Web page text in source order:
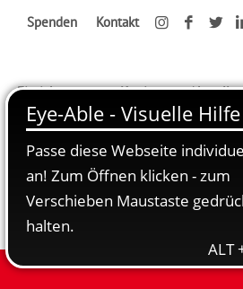
Spenden Kontakt
Einrichtungen Karriere Aktuelles
Startseite #AWOwähltDemokratie